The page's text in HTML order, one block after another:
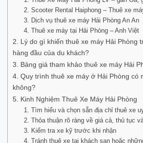
2. Scooter Rental Haiphong – Thuê xe
3. Dịch vụ thuê xe máy Hải Phòng An An
4. Thuê xe máy tại Hải Phòng – Anh Việt
2. Lý do gì khiến thuê xe máy Hải Phòng
hàng đầu của du khách?
3. Bảng giá tham khảo thuê xe máy Hải
4. Quy trình thuê xe máy ở Hải Phòng có
không?
5. Kinh Nghiệm Thuê Xe Máy Hải Phòng
1. Tìm hiểu và chọn sẵn địa chỉ thuê xe
2. Thỏa thuận rõ ràng về giá cả, thủ tục
3. Kiểm tra xe kỹ trước khi nhận
4. Tránh thuê xe tại khách sạn hoặc